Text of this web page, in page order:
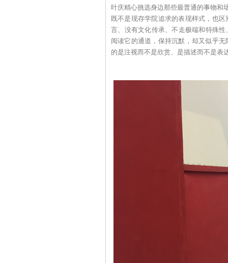
叶庆精心挑选身边那些最普通的事物和
既不是现存学院追求的表现样式，也
言、没有文化传承、不走极端和特殊
阅读它的通道，保持沉默，却又似乎
的是注视而不是欣赏、是描述而不是表